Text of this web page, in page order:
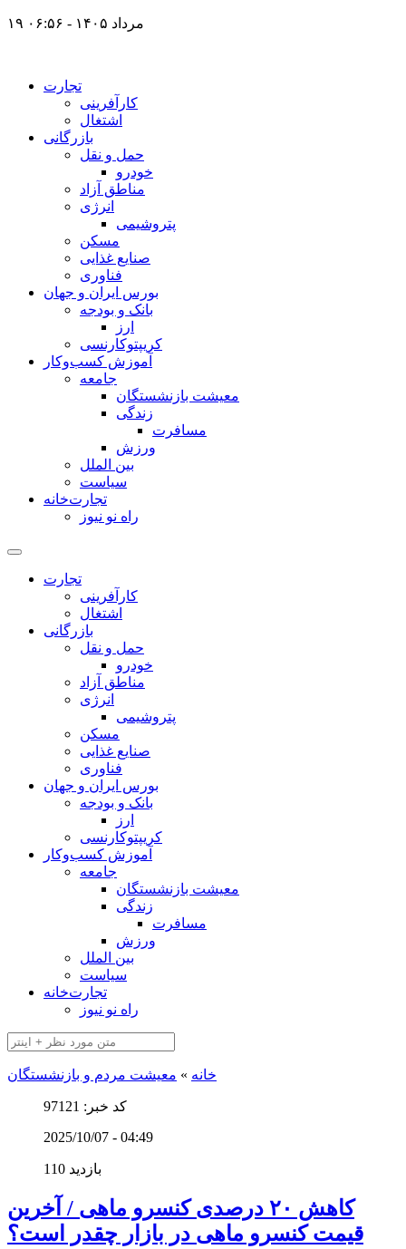
۱۹ مرداد ۱۴۰۵ - ۰۶:۵۶
تجارت
کارآفرینی
اشتغال
بازرگانی
حمل و نقل
خودرو
مناطق آزاد
انرژی
پتروشیمی
مسکن
صنایع غذایی
فناوری
بورس ایران و جهان
بانک و بودجه
ارز
کریپتوکارنسی
آموزش کسب‌وکار
جامعه
معیشت بازنشستگان
زندگی
مسافرت
ورزش
بین الملل
سیاست
تجارت‌خانه
راه نو نیوز
تجارت
کارآفرینی
اشتغال
بازرگانی
حمل و نقل
خودرو
مناطق آزاد
انرژی
پتروشیمی
مسکن
صنایع غذایی
فناوری
بورس ایران و جهان
بانک و بودجه
ارز
کریپتوکارنسی
آموزش کسب‌وکار
جامعه
معیشت بازنشستگان
زندگی
مسافرت
ورزش
بین الملل
سیاست
تجارت‌خانه
راه نو نیوز
خانه » معیشت مردم و بازنشستگان
کد خبر: 97121
2025/10/07 - 04:49
110 بازدید
کاهش ۲۰ درصدی کنسرو ماهی / آخرین
قیمت کنسرو ماهی در بازار چقدر است؟